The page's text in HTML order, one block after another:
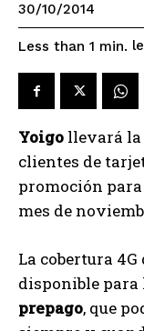
30/10/2014
Less than 1 min.
Yoigo llevará la
clientes de
promoción
mes de
La cobertura
disponible para
prepago, que